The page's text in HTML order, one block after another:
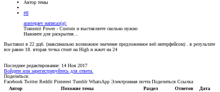
Автор темы
#8
arastegaev написал(а):
Transmit Power - Custom и выставляете сколько нужно
Нажмите для раскрытия...
Выставил в 22 дцб. (максимально возможное значение предложенное веб интерфейсом) . в результате
все равно 18. вторая точка стоит на High и жжет на 24
Последнее редактирование: 14 Ноя 2017
Войдите или зарегистрируйтесь для ответа.
Поделиться:
Facebook Twitter Reddit Pinterest Tumblr WhatsApp Электронная почта Поделиться Ссылка
Автор
Похожие темы Раздел Ответов
Дата